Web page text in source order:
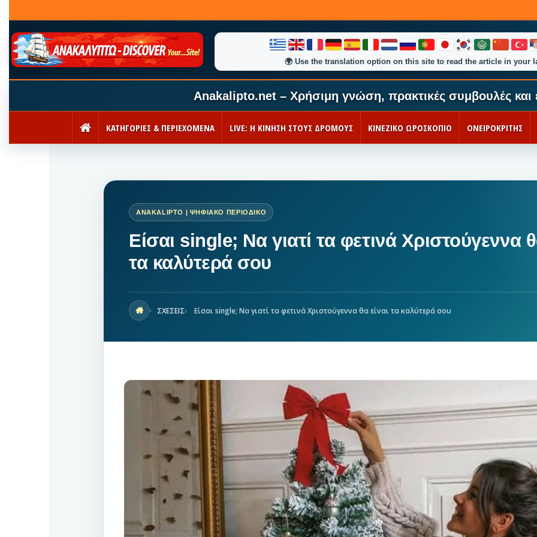
🌍Use the translation option on this site to read the article in your
Anakalipto.net – Χρήσιμη γνώση, πρακτικές συμβουλές και
ΑΡΧΙΚΉΚΑΤΗΓΟΡΙΕΣ & ΠΕΡΙΕΧΟΜΕΝΑ LIVE: Η ΚΙΝΗΣΗ ΣΤΟΥΣ ΔΡΟΜΟΥΣ ΚΙΝΕΖΙΚΟ ΩΡΟΣΚΟΠΙΟ ΟΝΕΙΡΟΚΡΙΤΗΣ
Είσαι single; Να γιατί τα φετινά Χριστούγεννα
τα καλύτερά σου
ΣΧΕΣΕΙΣ Είσαι single; Να γιατί τα φετινά Χριστούγεννα θα είναι τα καλύτερά σου